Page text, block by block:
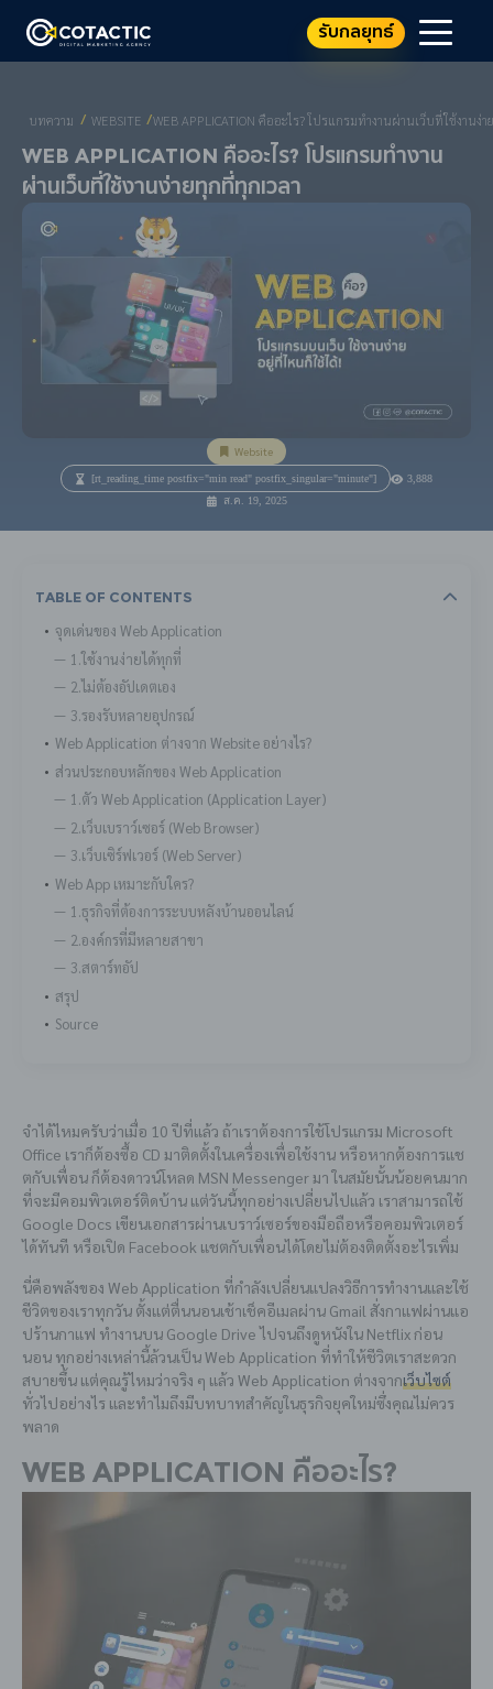
รับกลยุทธ์
บทความ / WEBSITE /WEB APPLICATION คืออะไร? โปรแกรมทำงานผ่านเว็บที่ใช้งานง่
Web Application คืออะไร? โปรแกรมทำงาน
ผ่านเว็บที่ใช้งานง่ายทุกที่ทุกเวลา
Website
[rt_reading_time postfix="min read" postfix_singular="minute"]
3,888
ส.ค. 19, 2025
Table Of Contents
จุดเด่นของ Web Application
1.ใช้งานง่ายได้ทุกที่
2.ไม่ต้องอัปเดตเอง
3.รองรับหลายอุปกรณ์
Web Application ต่างจาก Website อย่างไร?
ส่วนประกอบหลักของ Web Application
1.ตัว Web Application (Application Layer)
2.เว็บเบราว์เซอร์ (Web Browser)
3.เว็บเซิร์ฟเวอร์ (Web Server)
Web App เหมาะกับใคร?
1.ธุรกิจที่ต้องการระบบหลังบ้านออนไลน์
2.องค์กรที่มีหลายสาขา
3.สตาร์ทอัป
สรุป
Source
จำได้ไหมครับว่าเมื่อ 10 ปีที่แล้ว ถ้าเราต้องการใช้โปรแกรม Microsoft
Office เราก็ต้องซื้อ CD มาติดตั้งในเครื่องเพื่อใช้งาน หรือหากต้องการแช
ตกับเพื่อน ก็ต้องดาวน์โหลด MSN Messenger มา ในสมัยนั้นน้อยคนมาก
ที่จะมีคอมพิวเตอร์ติดบ้าน แต่วันนี้ทุกอย่างเปลี่ยนไปแล้ว เราสามารถใช้
Google Docs เขียนเอกสารผ่านเบราว์เซอร์ของมือถือหรือคอมพิวเตอร์
ได้ทันที หรือเปิด Facebook แชตกับเพื่อนได้โดยไม่ต้องติดตั้งอะไรเพิ่ม
นี่คือพลังของ Web Application ที่กำลังเปลี่ยนแปลงวิธีการทำงานและใช้
ชีวิตของเราทุกวัน ตั้งแต่ตื่นนอนเช้าเช็คอีเมลผ่าน Gmail สั่งกาแฟผ่านแอ
ปร้านกาแฟ ทำงานบน Google Drive ไปจนถึงดูหนังใน Netflix ก่อน
นอน ทุกอย่างเหล่านี้ล้วนเป็น Web Application ที่ทำให้ชีวิตเราสะดวก
สบายขึ้น แต่คุณรู้ไหมว่าจริง ๆ แล้ว Web Application ต่างจากเว็บไซต์
ทั่วไปอย่างไร และทำไมถึงมีบทบาทสำคัญในธุรกิจยุคใหม่ซึ่งคุณไม่ควร
พลาด
Web Application คืออะไร?